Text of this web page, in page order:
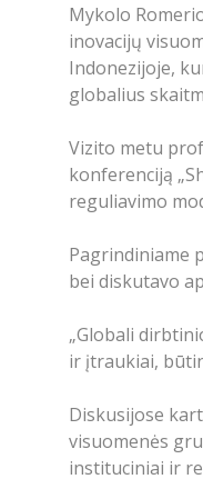
Mykolo
inovacijų
Indonezijoje,
globalius
Vizito metu
konferenciją
reguliavimo
Pagrindiniame
bei diskutavo
„Globali
ir įtraukiai,
Diskusijose
visuomenės
instituciniai ir